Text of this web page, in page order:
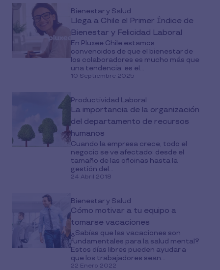
Bienestar y Salud
Llega a Chile el Primer Índice de
Bienestar y Felicidad Laboral
En Pluxee Chile estamos
convencidos de que el bienestar de
los colaboradores es mucho más que
una tendencia: es el...
10 Septiembre 2025
Productividad Laboral
La importancia de la organización
del departamento de recursos
humanos
Cuando la empresa crece, todo el
negocio se ve afectado; desde el
tamaño de las oficinas hasta la
gestión del...
24 Abril 2018
Bienestar y Salud
Cómo motivar a tu equipo a
tomarse vacaciones
¿Sabías que las vacaciones son
fundamentales para la salud mental?
Estos días libres pueden ayudar a
que los trabajadores sean...
22 Enero 2022